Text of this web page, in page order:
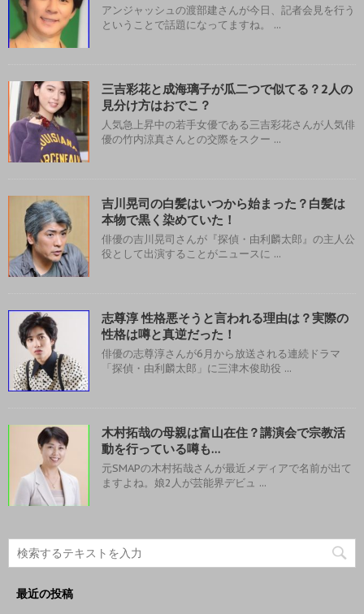
アンジャッシュの渡部建さんが今日、記者会見を行う
ということで話題になってますね。 ...
三吉彩花と成海璃子が瓜二つで似てる？2人の
見分け方はおでこ？
人気急上昇中の若手女優である三吉彩花さんが人気俳
優の竹内涼真さんとの交際をスクー ...
吉川晃司の白髪はいつから始まった？白髪は
本物で黒く染めていた！
俳優の吉川晃司さんが『探偵・由利麟太郎』の主人公
役として出演することがニュースに ...
志尊淳 性格悪そうと言われる理由は？実際の
性格は噂と真逆だった！
俳優の志尊淳さんが6月から放送される連続ドラマ
「探偵・由利麟太郎」に三津木俊助役 ...
木村拓哉の母親は富山在住？講演会で宗教活
動を行っている噂も…
元SMAPの木村拓哉さんが最近メディアで名前が出て
ますよね。娘2人が芸能界デビュ ...
最近の投稿